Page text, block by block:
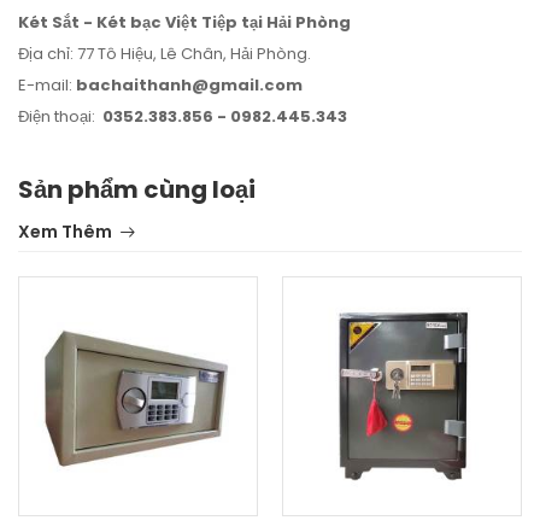
Két Sắt - Két bạc Việt Tiệp tại Hải Phòng
Địa chỉ: 77 Tô Hiệu, Lê Chân, Hải Phòng.
E-mail: bachaithanh@gmail.com
Điện thoại: 0352.383.856 - 0982.445.343
Sản phẩm cùng loại
Xem Thêm